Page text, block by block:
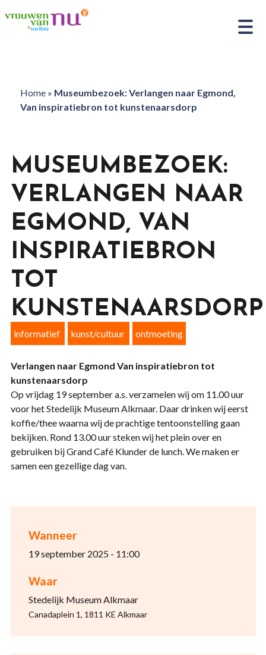
Home» Museumbezoek: Verlangen naar Egmond,
Van inspiratiebron tot kunstenaarsdorp
Wanneer
19 september 2025 - 11:00
Waar
Stedelijk Museum Alkmaar
Canadaplein 1, 1811 KE Alkmaar
MUSEUMBEZOEK:
VERLANGEN NAAR
EGMOND, VAN
INSPIRATIEBRON
TOT
KUNSTENAARSDORP
informatief kunst/cultuur ontmoeting
Verlangen naar Egmond Van inspiratiebron tot
kunstenaarsdorp
Op vrijdag 19 september a.s. verzamelen wij om 11.00 uur
voor het Stedelijk Museum Alkmaar. Daar drinken wij eerst
koffie/thee waarna wij de prachtige tentoonstelling gaan
bekijken. Rond 13.00 uur steken wij het plein over en
gebruiken bij Grand Café Klunder de lunch. We maken er
samen een gezellige dag van.